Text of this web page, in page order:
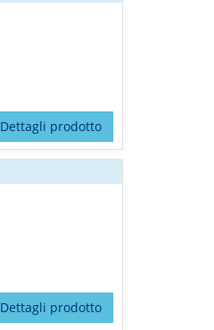
Dettagli prodotto
Dettagli prodotto